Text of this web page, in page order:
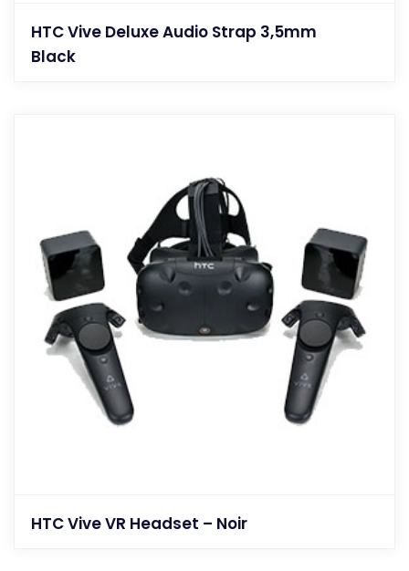
HTC Vive Deluxe Audio Strap 3,5mm
Black
HTC Vive VR Headset – Noir